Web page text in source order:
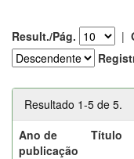
Result./Pág. |
Resultado 1-5 de 5.
Ano de
publicação
Título